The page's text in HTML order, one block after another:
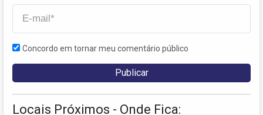
Concordo em tornar meu comentário público
Locais Próximos - Onde Fica: